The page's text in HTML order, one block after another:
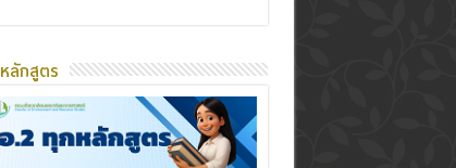
ลักสูตร